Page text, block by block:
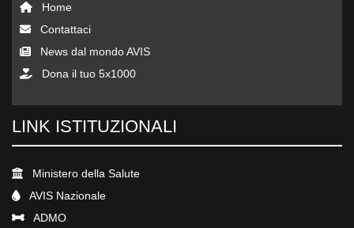
Home
Contattaci
News dal mondo AVIS
Dona il tuo 5x1000
LINK ISTITUZIONALI
Ministero della Salute
AVIS Nazionale
ADMO